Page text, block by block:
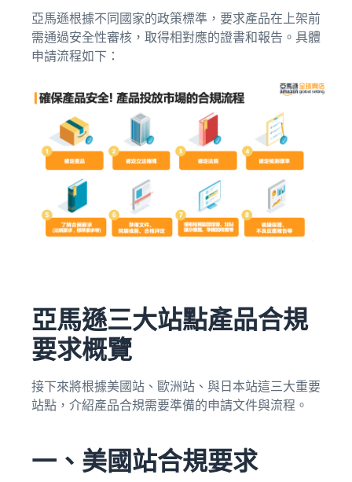
亞馬遜根據不同國家的政策標準，要求產品在上架前
需通過安全性審核，取得相對應的證書和報告。具體
申請流程如下：
亞馬遜三大站點產品合規
要求概覽
接下來將根據美國站、歐洲站、與日本站這三大重要
站點，介紹產品合規需要準備的申請文件與流程。
一、美國站合規要求